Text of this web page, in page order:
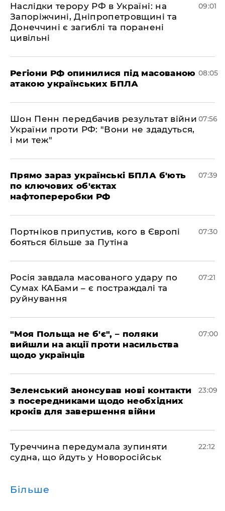
Наслідки терору РФ в Україні: на
Запоріжчині, Дніпропетровщині та
Донеччині є загиблі та поранені
цивільні
09:01
Регіони РФ опинилися під масованою
атакою українських БПЛА
08:05
Шон Пенн передбачив результат війни
України проти РФ: "Вони не здадуться,
і ми теж"
07:56
Прямо зараз українські БПЛА б'ють
по ключових об'єктах
нафтопереробки РФ
07:39
Портніков припустив, кого в Європі
бояться більше за Путіна
07:30
Росія завдала масованого удару по
Сумах КАБами – є постраждалі та
руйнування
07:21
"Моя Польща не б'є", – поляки
вийшли на акції проти насильства
щодо українців
07:00
Зеленський анонсував нові контакти
з посередниками щодо необхідних
кроків для завершення війни
23:09
Туреччина передумала зупиняти
судна, що йдуть у Новоросійськ
22:12
Більше